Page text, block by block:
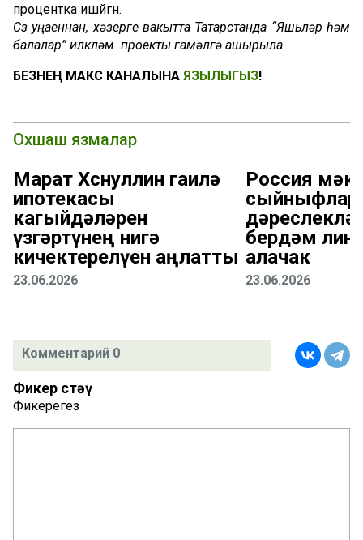
процентка ишәйгән.
Сүз уңаеннан, хәзерге вакытта Татарстанда “Яшьләр һәм
балалар” илкүләм проекты гамәлгә ашырыла.
БЕЗНЕҢ МАКС КАНАЛЫНА ЯЗЫЛЫГЫЗ!
Охшаш язмалар
Марат Хөснуллин гаилә
ипотекасы
кагыйдәләрен
үзгәртүнең нигә
кичектерелүен аңлатты
23.06.2026
Россия
сыйныфлар
бердәм
алачак
23.06.2026
Комментарий 0
Фикер өстәү
Фикерегез